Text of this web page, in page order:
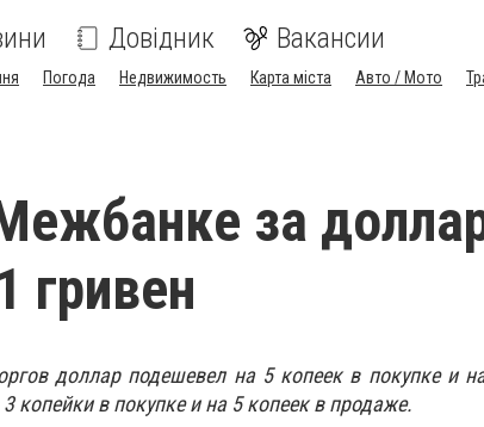
Довідник Вакансии
Погода Недвижимость Карта міста Авто / Мото
за
гривен
доллар подешевел на 5 копеек в покупке и
копейки в покупке и на 5 копеек в продаже.